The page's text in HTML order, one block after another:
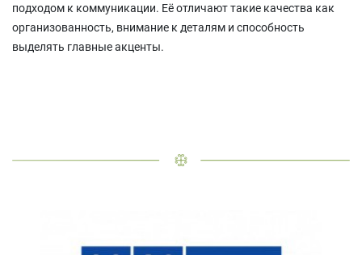
подходом к коммуникации. Её отличают такие качества как
организованность, внимание к деталям и способность
выделять главные акценты.